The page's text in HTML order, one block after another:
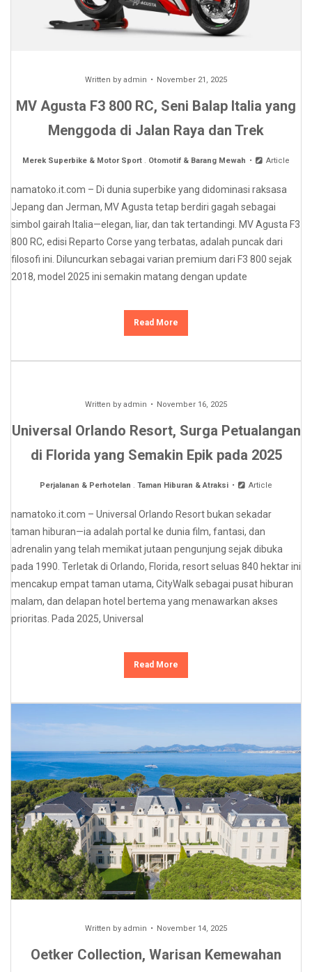
Written by admin November 21, 2025
MV Agusta F3 800 RC, Seni Balap Italia yang
Menggoda di Jalan Raya dan Trek
Merek Superbike & Motor Sport . Otomotif & Barang Mewah Article
namatoko.it.com – Di dunia superbike yang didominasi raksasa
Jepang dan Jerman, MV Agusta tetap berdiri gagah sebagai
simbol gairah Italia—elegan, liar, dan tak tertandingi. MV Agusta F3
800 RC, edisi Reparto Corse yang terbatas, adalah puncak dari
filosofi ini. Diluncurkan sebagai varian premium dari F3 800 sejak
2018, model 2025 ini semakin matang dengan update
Read More
Written by admin November 16, 2025
Universal Orlando Resort, Surga Petualangan
di Florida yang Semakin Epik pada 2025
Perjalanan & Perhotelan .Taman Hiburan & Atraksi Article
namatoko.it.com – Universal Orlando Resort bukan sekadar
taman hiburan—ia adalah portal ke dunia film, fantasi, dan
adrenalin yang telah memikat jutaan pengunjung sejak dibuka
pada 1990. Terletak di Orlando, Florida, resort seluas 840 hektar ini
mencakup empat taman utama, CityWalk sebagai pusat hiburan
malam, dan delapan hotel bertema yang menawarkan akses
prioritas. Pada 2025, Universal
Read More
Written by admin November 14, 2025
Oetker Collection, Warisan Kemewahan